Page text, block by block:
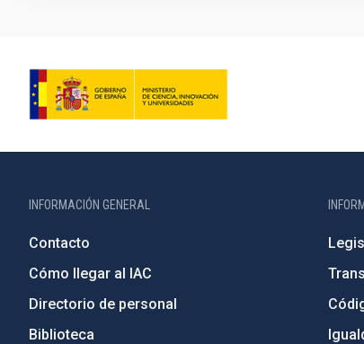
INFORMACIÓN GENERAL
Contacto
Cómo llegar al IAC
Directorio de personal
Biblioteca